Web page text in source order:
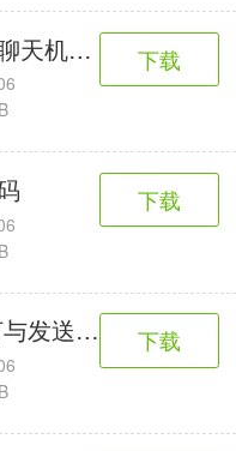
趣味娱乐
3千+款应用
天机器人 下载
下载
发送短信实例demo
下载